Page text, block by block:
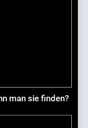
man sie finden?